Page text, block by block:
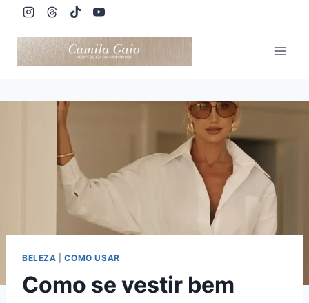
Pular
Conteúdo
BELEZA |COMO USAR
Como se vestir bem